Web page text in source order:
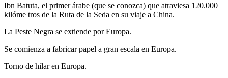
Ibn Batuta, el primer árabe (que se conozca) que atraviesa 120.000
kilóme tros de la Ruta de la Seda en su viaje a China.
La Peste Negra se extiende por Europa.
Se comienza a fabricar papel a gran escala en Europa.
Torno de hilar en Europa.